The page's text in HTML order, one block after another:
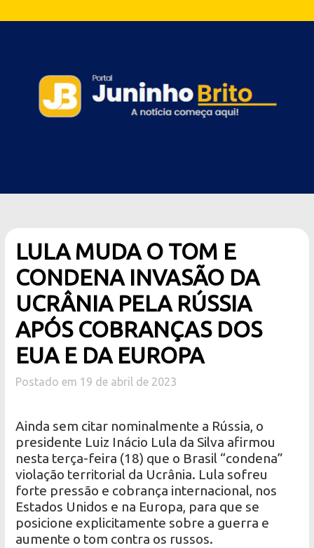
LULA MUDA O TOM E
CONDENA INVASÃO DA
UCRÂNIA PELA RÚSSIA
APÓS COBRANÇAS DOS
EUA E DA EUROPA
Postado em 19 de abril de 2023
Ainda sem citar nominalmente a Rússia, o
presidente Luiz Inácio Lula da Silva afirmou
nesta terça-feira (18) que o Brasil “condena”
violação territorial da Ucrânia. Lula sofreu
forte pressão e cobrança internacional, nos
Estados Unidos e na Europa, para que se
posicione explicitamente sobre a guerra e
aumente o tom contra os russos.